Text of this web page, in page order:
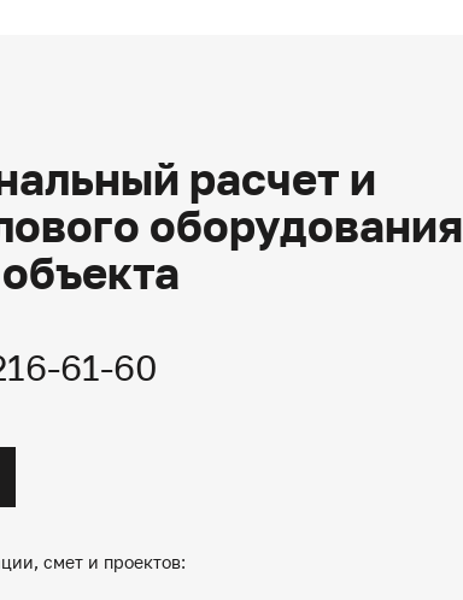
расчет и
оборудования
61-60
смет и проектов: